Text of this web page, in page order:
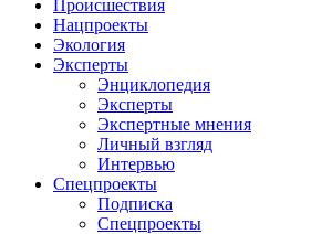
Происшествия
Нацпроекты
Экология
Эксперты
Энциклопедия
Эксперты
Экспертные мнения
Личный взгляд
Интервью
Спецпроекты
Подписка
Спецпроекты